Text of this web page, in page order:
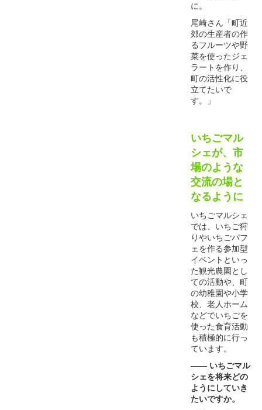
に。
尾崎さん「町近
郊の生産者の作
るフルーツや野
菜を使ったジェ
ラートを作り、
町の活性化に役
立てたいで
す。」
いちごマル
シェが、市
場のような
交流の場と
なるように
いちごマルシェ
では、いちご狩
りやいちごパフ
ェを作る参加型
イベントといっ
た観光農園とし
ての活動や、町
の幼稚園や小学
校、老人ホーム
などでいちごを
使った食育活動
も積極的に行っ
ています。
―― いちごマル
シェを将来どの
ようにしていき
たいですか。